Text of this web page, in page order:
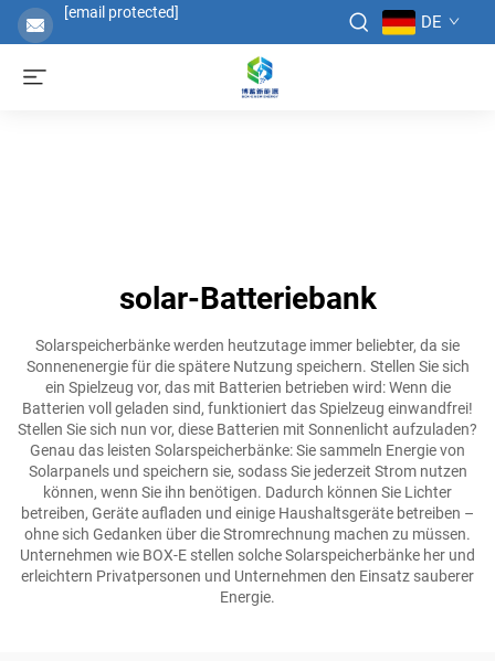
[email protected] DE
solar-Batteriebank
Solarspeicherbänke werden heutzutage immer beliebter, da sie
Sonnenenergie für die spätere Nutzung speichern. Stellen Sie sich
ein Spielzeug vor, das mit Batterien betrieben wird: Wenn die
Batterien voll geladen sind, funktioniert das Spielzeug einwandfrei!
Stellen Sie sich nun vor, diese Batterien mit Sonnenlicht aufzuladen?
Genau das leisten Solarspeicherbänke: Sie sammeln Energie von
Solarpanels und speichern sie, sodass Sie jederzeit Strom nutzen
können, wenn Sie ihn benötigen. Dadurch können Sie Lichter
betreiben, Geräte aufladen und einige Haushaltsgeräte betreiben –
ohne sich Gedanken über die Stromrechnung machen zu müssen.
Unternehmen wie BOX-E stellen solche Solarspeicherbänke her und
erleichtern Privatpersonen und Unternehmen den Einsatz sauberer
Energie.